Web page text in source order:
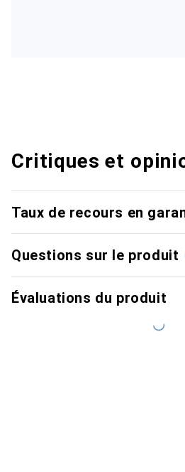
Critiques et
Taux de recours en
Questions sur le produit
Évaluations du produit